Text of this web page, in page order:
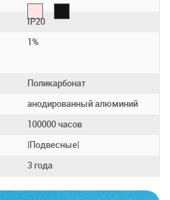
IP20
1%
Поликарбонат
анодированный алюминий
100000 часов
|Подвесные|
3 года